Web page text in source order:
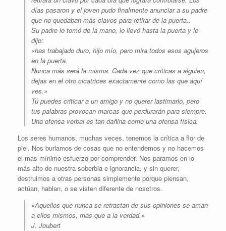
días pasaron y el joven pudo finalmente anunciar a su padre
que no quedaban más clavos para retirar de la puerta..
Su padre lo tomó de la mano, lo llevó hasta la puerta y le
dijo:
«has trabajado duro, hijo mío, pero mira todos esos agujeros
en la puerta.
Nunca más será la misma. Cada vez que criticas a alguien,
dejas en el otro cicatrices exactamente como las que aquí
ves.»
Tú puedes criticar a un amigo y no querer lastimarlo, pero
tus palabras provocan marcas que perdurarán para siempre.
Una ofensa verbal es tan dañina como una ofensa física.
Los seres humanos, muchas veces, tenemos la crítica a flor de
piel. Nos burlamos de cosas que no entendemos y no hacemos
el mas mínimo esfuerzo por comprender. Nos paramos en lo
más alto de nuestra soberbia e ignorancia, y sin querer,
destruimos a otras personas simplemente porque piensan,
actúan, hablan, o se visten diferente de nosotros.
«Aquellos que nunca se retractan de sus opiniones se aman
a ellos mismos, más que a la verdad.»
J. Joubert